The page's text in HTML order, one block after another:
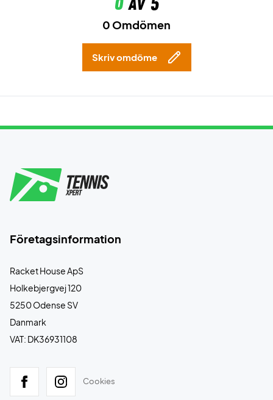
0 Omdömen
Skriv omdöme
Företagsinformation
Racket House ApS
Holkebjergvej 120
5250 Odense SV
Danmark
VAT: DK36931108
Cookies